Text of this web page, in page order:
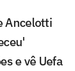
Ancelotti
e vê Uefa